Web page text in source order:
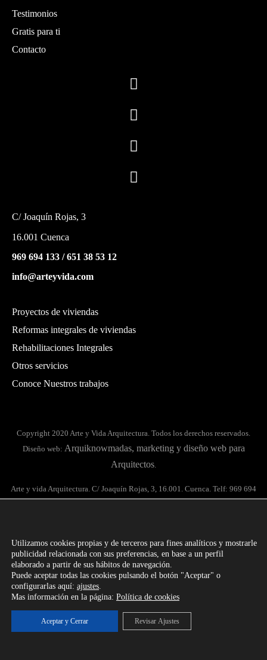
Testimonios
Gratis para ti
Contacto
C/ Joaquín Rojas, 3
16.001 Cuenca
969 694 133 /651 38 53 12
info@arteyvida.com
Proyectos de viviendas
Reformas integrales de viviendas
Rehabilitaciones Integrales
Otros servicios
Conoce Nuestros trabajos
Copyright 2020 Arte y Vida Arquitectura. Todos los derechos reservados.
Diseño web: Arquiknowmadas, marketing y diseño web para
Arquitectos
Arte y vida Arquitectura. C/ Joaquín Rojas, 3, 16.001. Cuenca. Telf: 969 694
Utilizamos cookies propias y de terceros para fines analíticos y mostrarle
publicidad relacionada con sus preferencias, en base a un perfil
elaborado a partir de sus hábitos de navegación.
Puede aceptar todas las cookies pulsando el botón "Aceptar" o
configurarlas aquí: ajustes.
Mas información en la página: Política de cookies
Aceptar y Cerrar Revisar Ajustes